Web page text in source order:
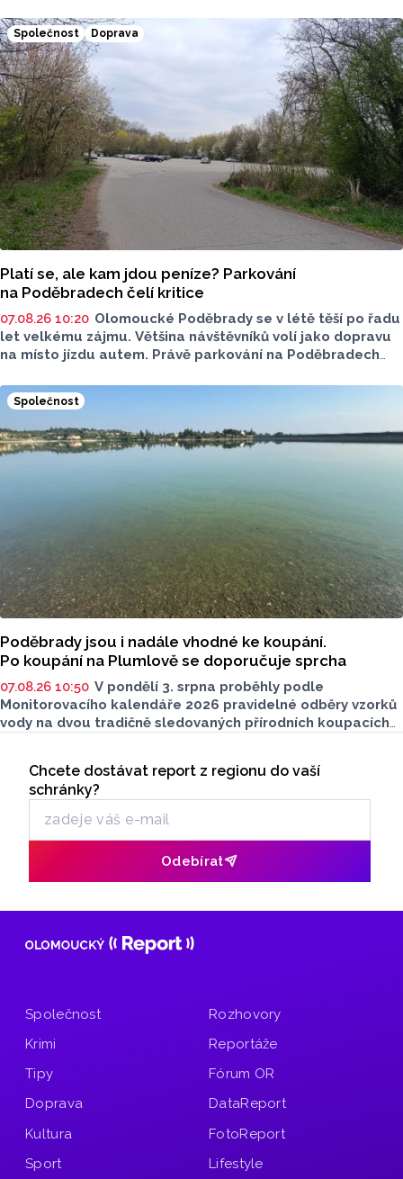
samostatných stavebních projektů.
Společnost Doprava
Platí se, ale kam jdou peníze? Parkování
na Poděbradech čelí kritice
07.08.26 10:20 Olomoucké Poděbrady se v létě těší po řadu
let velkému zájmu. Většina návštěvníků volí jako dopravu
na místo jízdu autem. Právě parkování na Poděbradech
Na konci června vznikla na Facebooku stránka s názvem
Poděbrady bez závor a nelegálního parkovného, která
upozorňuje na nevyhovujcí situaci s parkováním
u oblíbeného olomouckého letoviska. Za iniciativou stojí
zastupitel města Olomouce, na jeho přání nebudeme
Společnost
Poděbrady jsou i nadále vhodné ke koupání.
Po koupání na Plumlově se doporučuje sprcha
07.08.26 10:50 V pondělí 3. srpna proběhly podle
Monitorovacího kalendáře 2026 pravidelné odběry vzorků
vody na dvou tradičně sledovaných přírodních koupacích
Poděbrady). Monitoring byl proveden Krajskou
hygienickou stanicí Olomouckého kraje (KHS)
ve spolupráci se Zdravotním ústavem se sídlem v Ostravě,
Centrem hygienických laboratoří v Olomouci.
Odběr newsletteru
Chcete dostávat report z regionu do vaší
schránky?
Odebírat
Společnost
Krimi
Tipy
Doprava
Kultura
Sport
Rozhovory
Reportáže
Fórum OR
DataReport
FotoReport
Lifestyle